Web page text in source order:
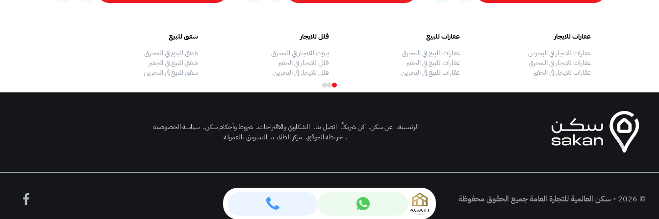
عقارات للايجار
عقارات للايجار في البحرين
عقارات للايجار في المحرق
عقارات للايجار في الجفير
عقارات للبيع
عقارات للبيع في المحرق
عقارات للبيع في الجفير
عقارات للبيع في البحرين
فلل للايجار
بيوت للايجار في المحرق
فلل للايجار في الجفير
فلل للايجار في البحرين
شقق للبيع
شقق للبيع في المحرق
شقق للبيع في الجفير
شقق للبيع في البحرين
الرئيسية. عن سكن. كن شريكاً. اتصل بنا. الشكاوي والاقتراحات. شروط وأحكام سكن. سياسة الخصوصية
. خريطة الموقع. مركز الطلاب. التسويق بالعمولة
© 2026 - سكن العالمية للتجارة العامة جميع الحقوق محفوظة